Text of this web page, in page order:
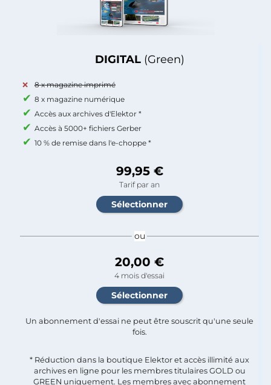
DIGITAL (Green)
8 x magazine imprimé
8 x magazine numérique
Accès aux archives d'Elektor *
Accès à 5000+ fichiers Gerber
10 % de remise dans l'e-choppe *
99,95 €
Tarif par an
ou
20,00 €
4 mois d'essai
Un abonnement d'essai ne peut être souscrit qu'une seule
fois.​
* Réduction dans la boutique Elektor et accès illimité aux
archives en ligne pour les membres titulaires GOLD ou
GREEN uniquement. Les membres avec abonnement